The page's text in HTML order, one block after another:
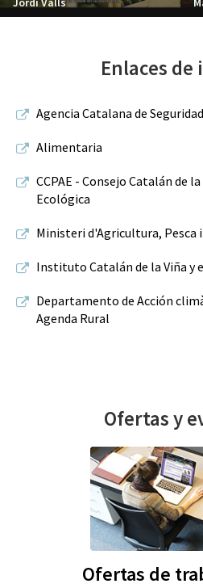
Enlaces
Agencia Catalana de
Alimentaria
CCPAE - Consejo Catalán de
Ecológica
Ministeri d'Agricultura, Pesca
Instituto Catalán de la Viña y
Departamento de Acción
Agenda Rural
Ofertas y
Ofertas de